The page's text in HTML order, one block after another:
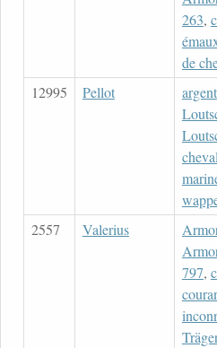
263,
de
12995 Pellot argent
2557 Valerius
797,